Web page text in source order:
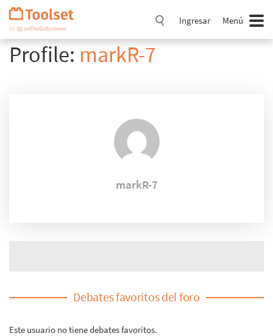
Saltar
navegación
Ingresar Menú
Profile: markR-7
markR-7
Debates favoritos del foro
Este usuario no tiene debates favoritos.